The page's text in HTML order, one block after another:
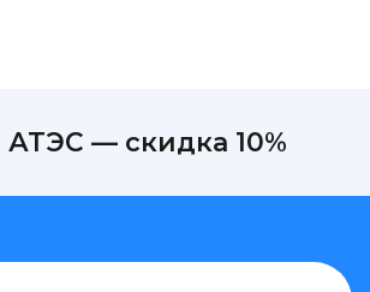
АТЭС — скидка 10%